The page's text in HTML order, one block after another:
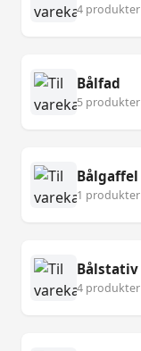
4 produkter
Bålfad
5 produkter
Bålgaffel
1 produkter
Bålstativ
4 produkter